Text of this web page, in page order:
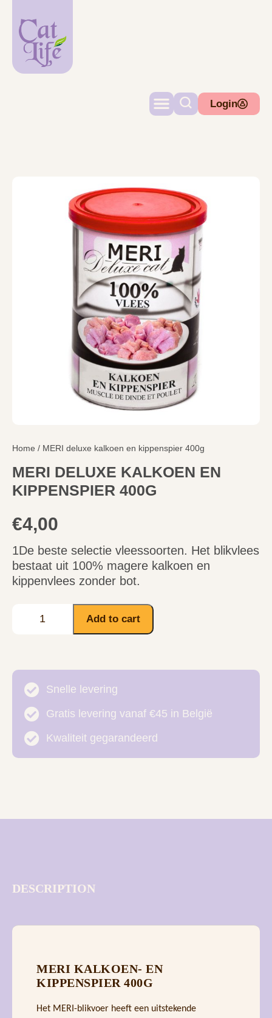
Login
Home / MERI deluxe kalkoen en kippenspier 400g
MERI DELUXE KALKOEN EN
KIPPENSPIER 400G
€4,00
1De beste selectie vleessoorten. Het blikvlees
bestaat uit 100% magere kalkoen en
kippenvlees zonder bot.
Add to cart
Snelle levering
Gratis levering vanaf €45 in België
Kwaliteit gegarandeerd
DESCRIPTION
MERI KALKOEN- EN
KIPPENSPIER 400G
Het MERI-blikvoer heeft een uitstekende